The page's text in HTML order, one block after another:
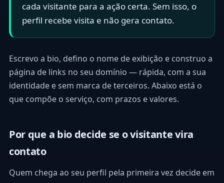
cada visitante para a ação certa. Sem isso, o
perfil recebe visita e não gera contato.
Escrevo a bio, defino o nome de exibição e construo a
página de links no seu domínio — rápida, com a sua
identidade e sem marca de terceiros. Abaixo está o
que compõe o serviço, com prazos e valores.
Por que a bio decide se o visitante vira
contato
Quem chega ao seu perfil pela primeira vez decide em